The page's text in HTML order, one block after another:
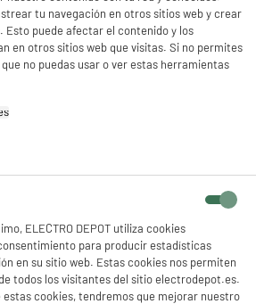
tu navegación en otros sitios web y crear
Esto puede afectar el contenido y los
en otros sitios web que visitas. Si no permites
no puedas usar o ver estas herramientas
ELECTRO DEPOT utiliza cookies
para producir estadísticas
en su sitio web. Estas cookies nos permiten
todos los visitantes del sitio electrodepot.es.
estas cookies, tendremos que mejorar nuestro